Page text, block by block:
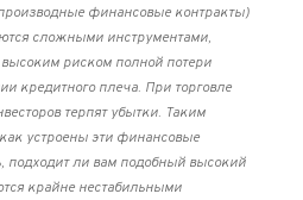
финансовые контракты)
сложными инструментами,
риском полной потери
кредитного плеча. При торговле
терпят убытки. Таким
устроены эти финансовые
подходит ли вам подобный высокий
крайне нестабильными